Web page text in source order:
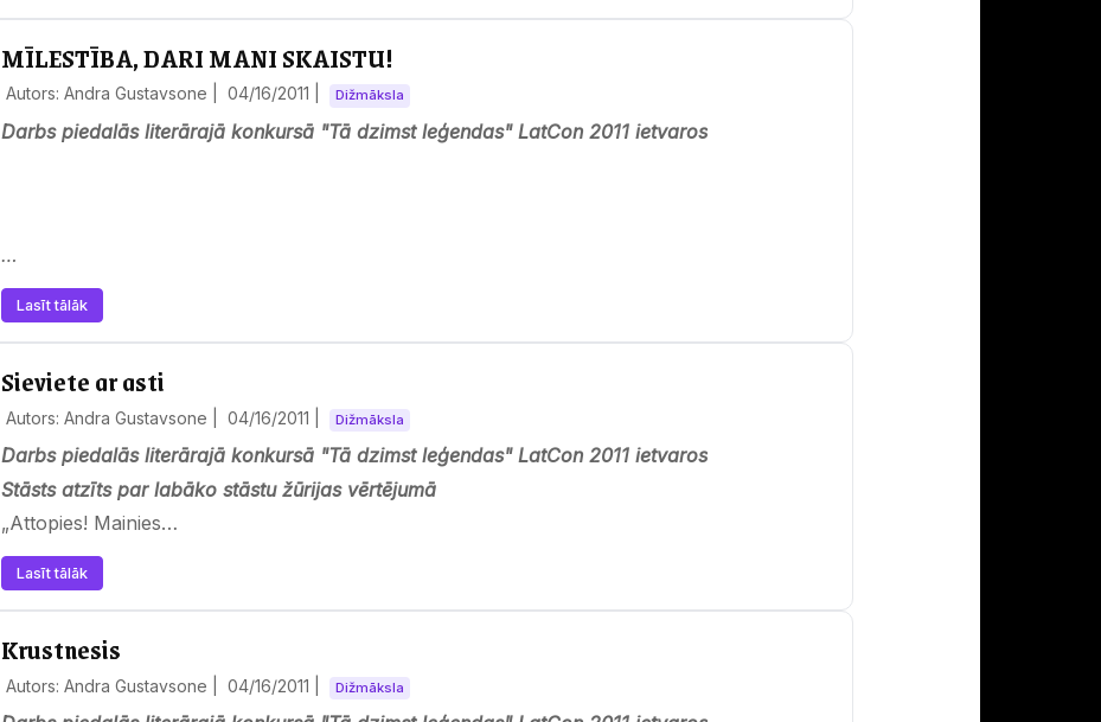
MĪLESTĪBA, DARI MANI SKAISTU!
Autors: Andra Gustavsone | 04/16/2011 Dižmāksla
Darbs piedalās literārajā konkursā "Tā dzimst leģendas" LatCon 2011 ietvaros
…
Lasīt tālāk
Sieviete ar asti
Autors: Andra Gustavsone | 04/16/2011 Dižmāksla
Darbs piedalās literārajā konkursā "Tā dzimst leģendas" LatCon 2011 ietvaros
Stāsts atzīts par labāko stāstu žūrijas vērtējumā
„Attopies! Mainies…
Lasīt tālāk
Krustnesis
Autors: Andra Gustavsone | 04/16/2011 Dižmāksla